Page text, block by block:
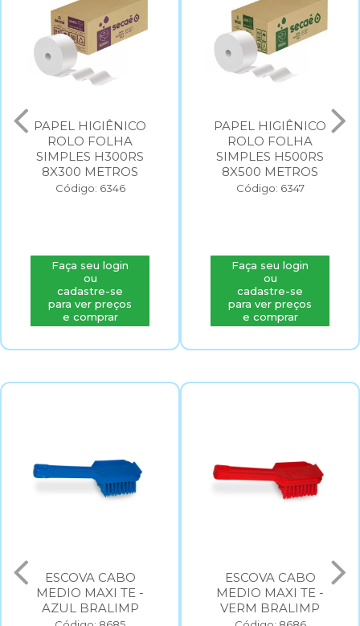
PAPEL HIGIÊNICO
ROLO FOLHA
SIMPLES H300RS
8X300 METROS
Código: 6346
Faça seu login
ou
cadastre-se
para ver preços
e comprar
PAPEL HIGIÊNICO
ROLO FOLHA
SIMPLES H500RS
8X500 METROS
Código: 6347
Faça seu login
ou
cadastre-se
para ver preços
e comprar
ESCOVA CABO
MEDIO MAXI TE -
AZUL BRALIMP
ESCOVA CABO
MEDIO MAXI TE -
VERM BRALIMP